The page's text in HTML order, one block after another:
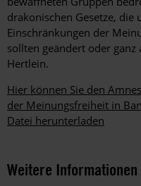
drakonischen Gesetze, die
Einschränkungen der
sollten geändert oder
Hertlein.
Hier können Sie den
der Meinungsfreiheit in
Datei herunterladen
Weitere Informationen